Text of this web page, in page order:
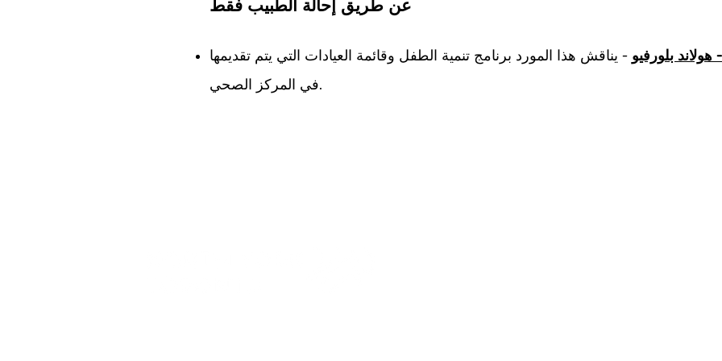
عن طريق إحالة الطبيب فقط
بلورفيو - يناقش هذا المورد برنامج تنمية الطفل وقائمة العيادات التي يتم تقديمها
في المركز الصحي.